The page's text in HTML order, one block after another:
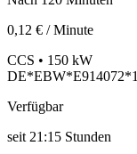
0,12 € / Minute
CCS • 150 kW
DE*EBW*E914072*1
Verfügbar
seit 21:15 Stunden